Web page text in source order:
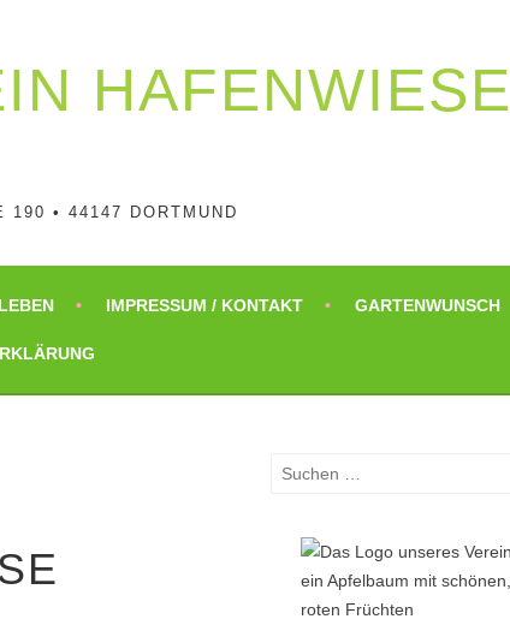
HAFENWIESE
• 44147 DORTMUND
IMPRESSUM / KONTAKT GARTENWUNSCH
Suchen